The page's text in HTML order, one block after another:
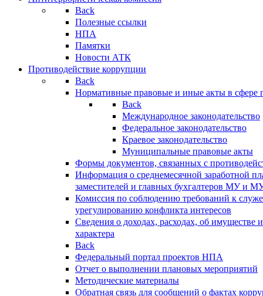
Back
Полезные ссылки
НПА
Памятки
Новости АТК
Противодействие коррупции
Back
Нормативные правовые и иные акты в сфере
Back
Международное законодательство
Федеральное законодательство
Краевое законодательство
Муниципальные правовые акты
Формы документов, связанных с
Информация о среднемесячной заработной
заместителей и главных бухгалтеров МУ и
Комиссия по соблюдению требований к
урегулированию конфликта интересов
Сведения о доходах, расходах, об имуществе
характера
Back
Федеральный портал проектов НПА
Отчет о выполнении плановых мероприятий
Методические материалы
Обратная связь для сообщений о фактах